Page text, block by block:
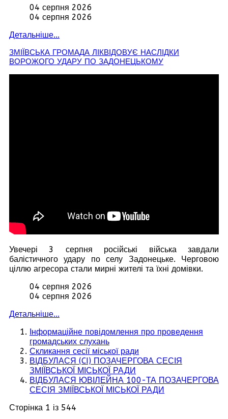
04 серпня 2026
04 серпня 2026
Детальніше...
ЗМІЇВСЬКА ГРОМАДА ЛІКВІДОВУЄ НАСЛІДКИ
ВОРОЖОГО УДАРУ ПО ЗАДОНЕЦЬКОМУ
Увечері 3 серпня російські війська завдали
балістичного удару по селу Задонецьке. Черговою
ціллю агресора стали мирні жителі та їхні домівки.
04 серпня 2026
04 серпня 2026
Детальніше...
Інформаційне повідомлення про проведення
громадських слухань
Скликання сесії міської ради
ВІДБУЛАСЯ (CI) ПОЗАЧЕРГОВА СЕСІЯ
ЗМІЇВСЬКОЇ МІСЬКОЇ РАДИ
ВІДБУЛАСЯ ЮВІЛЕЙНА 100-ТА ПОЗАЧЕРГОВА
СЕСІЯ ЗМІЇВСЬКОЇ МІСЬКОЇ РАДИ
Сторінка 1 із 544